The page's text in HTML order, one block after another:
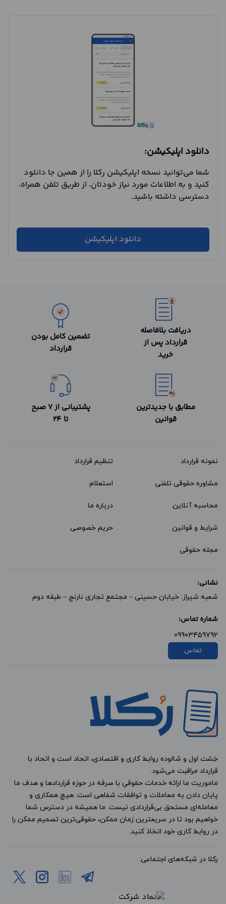
دانلود اپلیکیشن:
شما می‌توانید نسخه اپلیکیشن رکلا را از همین جا دانلود
کنید و به اطلاعات مورد نیاز خودتان، از طریق تلفن همراه،
دسترسی داشته باشید.
دانلود اپلیکیشن
دریافت بلافاصله
قرارداد پس از
خرید
تضمین کامل بودن
قرارداد
مطابق با جدیدترین
قوانین
پشتیبانی از 7 صبح
تا 24
نمونه قرارداد‌ تنظیم قرارداد
مشاوره حقوقی تلفنی استعلام
محاسبه آنلاین درباره ما
شرایط و قوانین حریم خصوصی
مجله حقوقی
نشانی:
شعبه شیراز: خیابان حسینی – مجتمع تجاری نارنج – طبقه دوم
شماره تماس:
09903459792
تماس
خِشت اول و شالوده روابط کاری و اقتصادی، اتحاد است و اتحاد با
قرارداد مراقبت می‌شود.
ماموریت ما ارائه خدمات حقوقیِ با صرفه در حوزه قراردادها و هدف ما
پایان دادن به معاملات و توافقات شفاهی است. هیچ همکاری و
معامله‌ای مستحق بی‌قراردادی نیست. ما همیشه در دسترس شما
خواهیم بود تا در سریعترین زمان ممکن، حقوقی‌ترین تصمیم ممکن را
در روابط کاری خود اتخاذ کنید.
رکلا در شبکه‌های اجتماعی: